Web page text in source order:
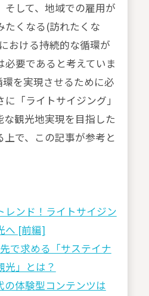
そして、地域での雇用が
たくなる(訪れたくな
おける持続的な循環が
必要であると考えていま
を実現させるために必
「ライトサイジング」
な観光地実現を目指した
上で、この記事が参考と
レンド！ライトサイジン
へ [前編]
で求める「サステイナ
光」とは？
の体験型コンテンツは